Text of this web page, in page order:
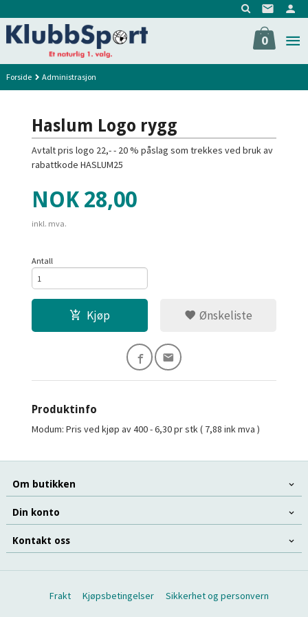
til
innholdet
0
Forside Administrasjon
Haslum Logo rygg
Avtalt pris logo 22,- - 20 % påslag som trekkes ved bruk av
rabattkode HASLUM25
Pris
NOK 28,00
inkl. mva.
Antall
Kjøp Ønskeliste
Produktinfo
Modum: Pris ved kjøp av 400 - 6,30 pr stk ( 7,88 ink mva )
Om butikken
Din konto
Kontakt oss
Frakt Kjøpsbetingelser Sikkerhet og personvern